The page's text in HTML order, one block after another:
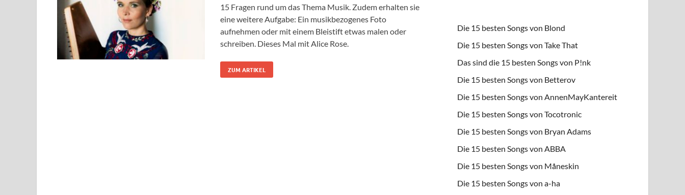
15 Fragen rund um das Thema Musik. Zudem erhalten sie
eine weitere Aufgabe: Ein musikbezogenes Foto
aufnehmen oder mit einem Bleistift etwas malen oder
schreiben. Dieses Mal mit Alice Rose.
ZUM ARTIKEL
Die 15 besten Songs von Blond
Die 15 besten Songs von Take That
Das sind die 15 besten Songs von P!nk
Die 15 besten Songs von Betterov
Die 15 besten Songs von AnnenMayKantereit
Die 15 besten Songs von Tocotronic
Die 15 besten Songs von Bryan Adams
Die 15 besten Songs von ABBA
Die 15 besten Songs von Måneskin
Die 15 besten Songs von a-ha